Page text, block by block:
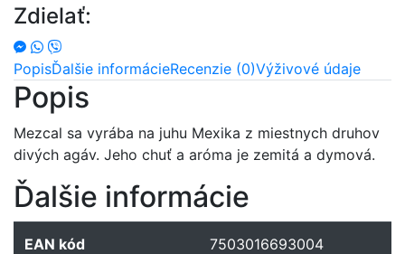
100%
Agave
Espadin
40%
0,7L
Zdielať:
PopisĎalšie informácieRecenzie (0)Výživové údaje
Popis
Mezcal sa vyrába na juhu Mexika z miestnych druhov
divých agáv. Jeho chuť a aróma je zemitá a dymová.
Ďalšie informácie
EAN kód 7503016693004